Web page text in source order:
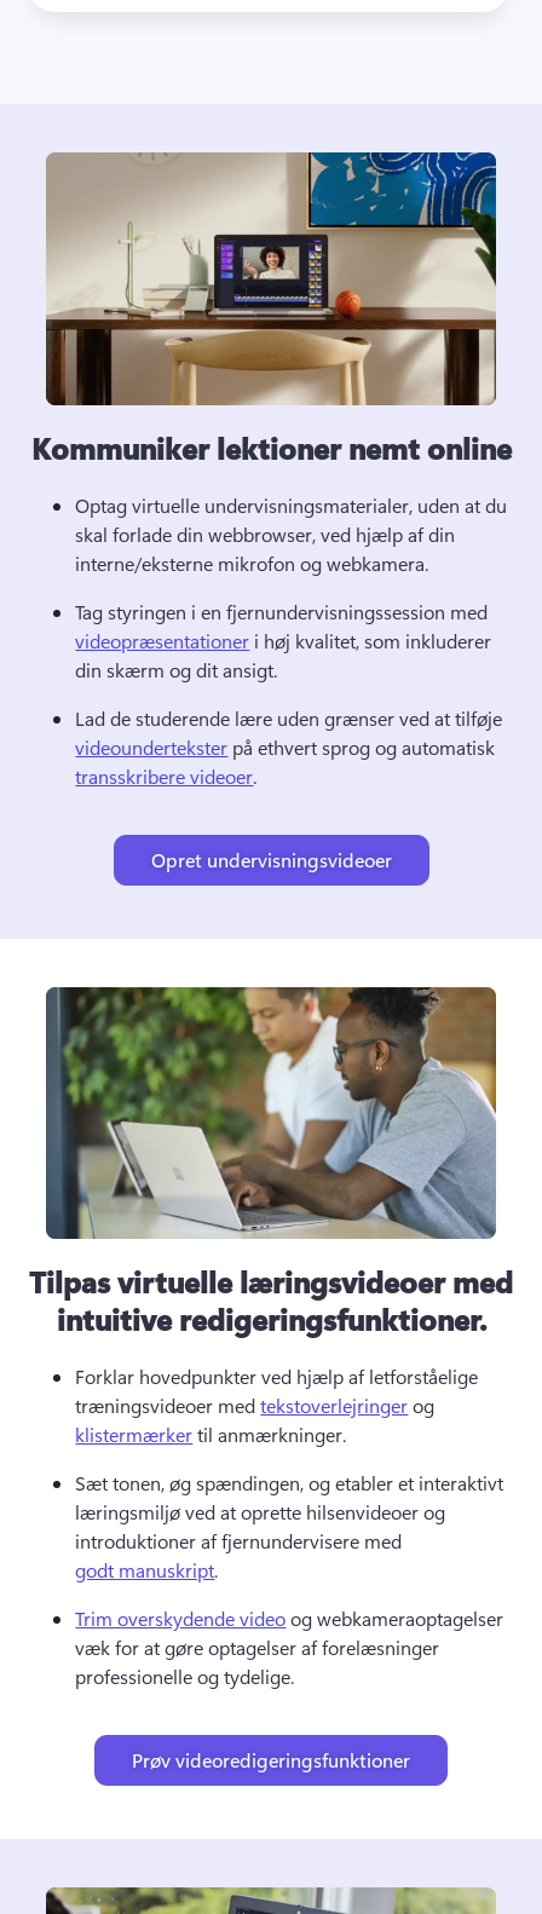
Kommuniker lektioner nemt online
Optag virtuelle undervisningsmaterialer, uden at du
skal forlade din webbrowser, ved hjælp af din
interne/eksterne mikrofon og webkamera.
Tag styringen i en fjernundervisningssession med
videopræsentationer i høj kvalitet, som inkluderer
din skærm og dit ansigt.
Lad de studerende lære uden grænser ved at tilføje
videoundertekster på ethvert sprog og automatisk
transskribere videoer.
Opret undervisningsvideoer
Tilpas virtuelle læringsvideoer med
intuitive redigeringsfunktioner.
Forklar hovedpunkter ved hjælp af letforståelige
træningsvideoer med tekstoverlejringer og
klistermærker til anmærkninger.
Sæt tonen, øg spændingen, og etabler et interaktivt
læringsmiljø ved at oprette hilsenvideoer og
introduktioner af fjernundervisere med
godt manuskript.
Trim overskydende video og webkameraoptagelser
væk for at gøre optagelser af forelæsninger
professionelle og tydelige.
Prøv videoredigeringsfunktioner